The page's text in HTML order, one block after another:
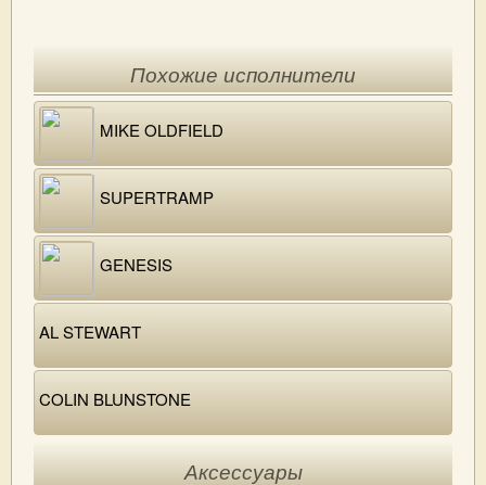
Похожие исполнители
MIKE OLDFIELD
SUPERTRAMP
GENESIS
AL STEWART
COLIN BLUNSTONE
Аксессуары